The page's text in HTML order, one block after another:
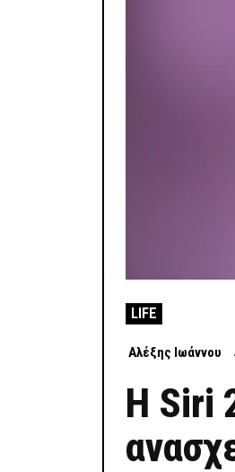
LIFE
Αλέξης Ιωάννου
Η Siri